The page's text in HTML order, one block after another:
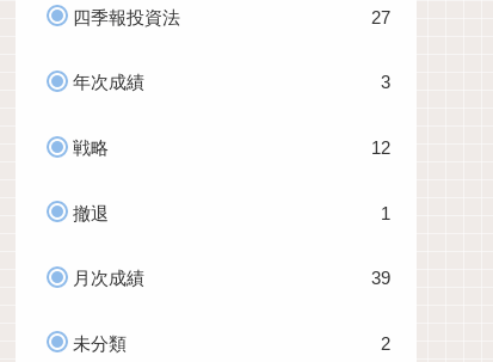
四季報投資法 27
年次成績 3
戦略 12
撤退 1
月次成績 39
未分類 2